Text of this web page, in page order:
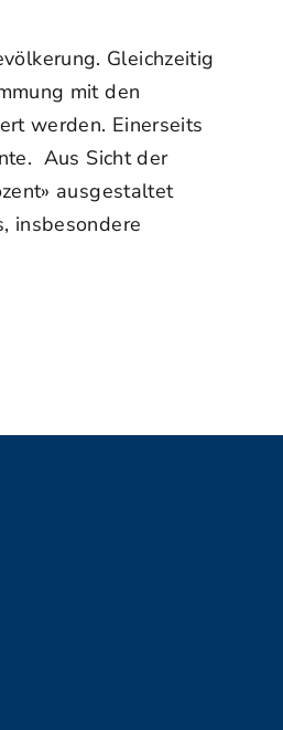
Gleichzeitig
mit den
werden. Einerseits
Aus Sicht der
ausgestaltet
insbesondere